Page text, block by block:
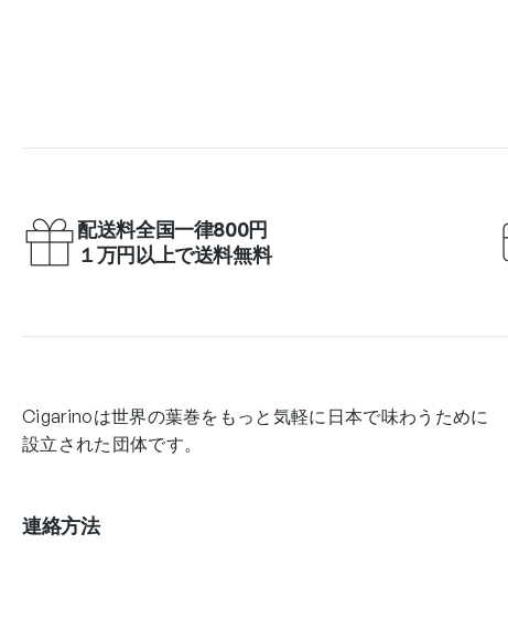
配送料全国一律800円
１万円以上で送料無料
Cigarinoは世界の葉巻をもっと気軽に日本で味わうために
設立された団体です。
連絡方法